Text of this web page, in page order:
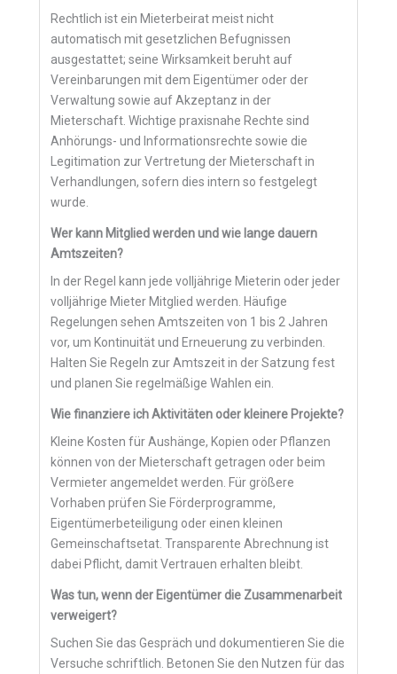
Rechtlich ist ein Mieterbeirat meist nicht
automatisch mit gesetzlichen Befugnissen
ausgestattet; seine Wirksamkeit beruht auf
Vereinbarungen mit dem Eigentümer oder der
Verwaltung sowie auf Akzeptanz in der
Mieterschaft. Wichtige praxisnahe Rechte sind
Anhörungs- und Informationsrechte sowie die
Legitimation zur Vertretung der Mieterschaft in
Verhandlungen, sofern dies intern so festgelegt
wurde.
Wer kann Mitglied werden und wie lange dauern
Amtszeiten?
In der Regel kann jede volljährige Mieterin oder jeder
volljährige Mieter Mitglied werden. Häufige
Regelungen sehen Amtszeiten von 1 bis 2 Jahren
vor, um Kontinuität und Erneuerung zu verbinden.
Halten Sie Regeln zur Amtszeit in der Satzung fest
und planen Sie regelmäßige Wahlen ein.
Wie finanziere ich Aktivitäten oder kleinere Projekte?
Kleine Kosten für Aushänge, Kopien oder Pflanzen
können von der Mieterschaft getragen oder beim
Vermieter angemeldet werden. Für größere
Vorhaben prüfen Sie Förderprogramme,
Eigentümerbeteiligung oder einen kleinen
Gemeinschaftsetat. Transparente Abrechnung ist
dabei Pflicht, damit Vertrauen erhalten bleibt.
Was tun, wenn der Eigentümer die Zusammenarbeit
verweigert?
Suchen Sie das Gespräch und dokumentieren Sie die
Versuche schriftlich. Betonen Sie den Nutzen für das